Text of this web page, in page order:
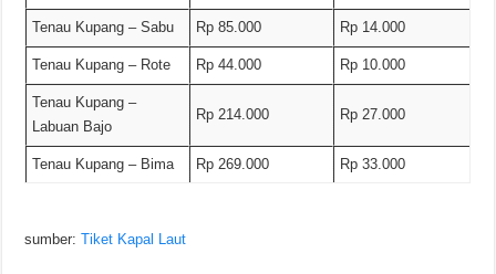
Tenau Kupang – Sabu Rp 85.000 Rp 14.000
Tenau Kupang – Rote Rp 44.000 Rp 10.000
Tenau Kupang –
Labuan Bajo
Rp 214.000 Rp 27.000
Tenau Kupang – Bima Rp 269.000 Rp 33.000
sumber:Tiket Kapal Laut